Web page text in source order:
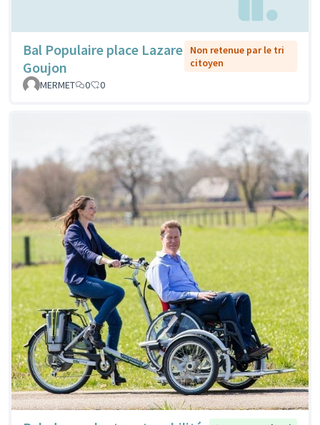
Bal Populaire place Lazare
Goujon
Non retenue par le tri
citoyen
MERMET
0 0